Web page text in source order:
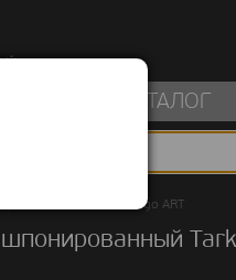
КАТАЛОГ
Tarkett Tango ART
шпонированный